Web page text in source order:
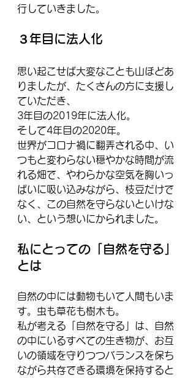
行していきました。
３年目に法人化
思い起こせば大変なことも山ほどあ
りましたが、たくさんの方に支援し
ていただき、
3年目の2019年に法人化。
そして4年目の2020年。
世界がコロナ禍に翻弄される中、い
つもと変わらない穏やかな時間が流
れる畑で、やわらかな空気を胸いっ
ぱいに吸い込みながら、枝豆だけで
なく、この自然を守らないといけな
い、という想いにかられました。
私にとっての「自然を守る」
とは
自然の中には動物もいて人間もいま
す。虫も草花も樹木も。
私が考える「自然を守る」は、自然
の中にいるすべての生き物が、お互
いの領域を守りつつバランスを保ち
ながら共存できる環境を保持すると